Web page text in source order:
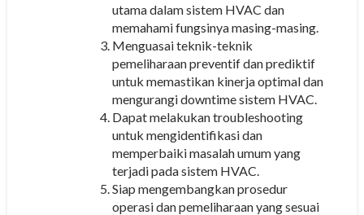
utama dalam sistem HVAC dan
memahami fungsinya masing-masing.
Menguasai teknik-teknik
pemeliharaan preventif dan prediktif
untuk memastikan kinerja optimal dan
mengurangi downtime sistem HVAC.
Dapat melakukan troubleshooting
untuk mengidentifikasi dan
memperbaiki masalah umum yang
terjadi pada sistem HVAC.
Siap mengembangkan prosedur
operasi dan pemeliharaan yang sesuai